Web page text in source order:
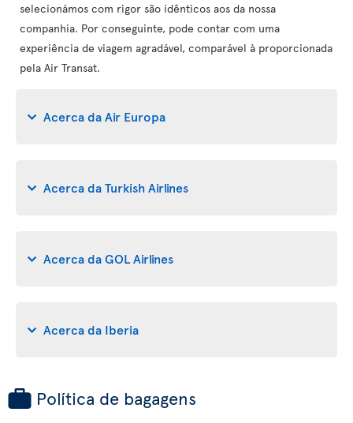
selecionámos com rigor são idênticos aos da nossa
companhia. Por conseguinte, pode contar com uma
experiência de viagem agradável, comparável à proporcionada
pela Air Transat.
Acerca da Air Europa
Acerca da Turkish Airlines
Acerca da GOL Airlines
Acerca da Iberia
Política de bagagens